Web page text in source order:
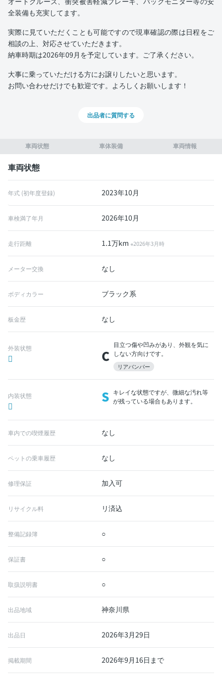
車両状態 車体装備 車両情報
車両状態
年式 (初年度登録) 2023年10月
車検満了年月 2026年10月
走行距離 1.1万km※2026年3月時
メーター交換 なし
ボディカラー ブラック系
板金歴 なし
外装状態 C
目立つ傷や凹みがあり、外観を気に
しない方向けです。
リアバンパー
内装状態 S キレイな状態ですが、微細な汚れ等
が残っている場合もあります。
車内での喫煙履歴 なし
ペットの乗車履歴 なし
修理保証 加入可
リサイクル料 リ済込
整備記録簿 ○
保証書 ○
取扱説明書 ○
出品地域 神奈川県
出品日 2026年3月29日
掲載期間 2026年9月16日まで
全装備も充実してます。
実際に見ていただくことも可能ですので現車確認の際は日程をご
相談の上、対応させていただきます。
納車時期は2026年09月を予定しています。ご了承ください。
大事に乗っていただける方にお譲りしたいと思います。
お問い合わせだけでも歓迎です。よろしくお願いします！
出品者に質問する